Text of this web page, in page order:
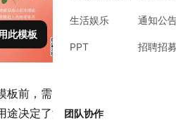
生活娱乐
PPT
通知公
招聘招
团队协作
此模板
板前，需明确三个核心要素：用
决定了海报的投放场景（如线